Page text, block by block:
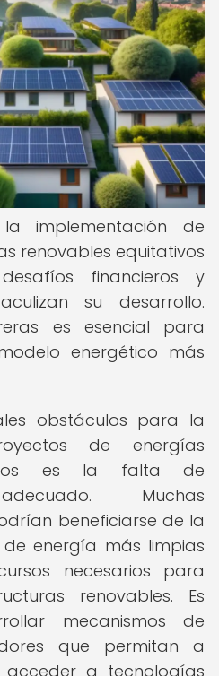
implementación de
renovables equitativos
financieros y
su desarrollo.
es esencial para
energético más
obstáculos para la
de energías
es la falta de
Muchas
beneficiarse de la
energía más limpias
necesarios para
renovables. Es
mecanismos de
que permitan a
acceder a tecnologías